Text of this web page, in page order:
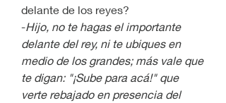
delante de los reyes?
-Hijo, no te hagas el importante
delante del rey, ni te ubiques en
medio de los grandes; más vale que
te digan: "¡Sube para acá!" que
verte rebajado en presencia del